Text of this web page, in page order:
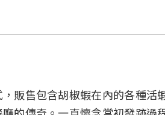
販售包含胡椒蝦在內的各種活